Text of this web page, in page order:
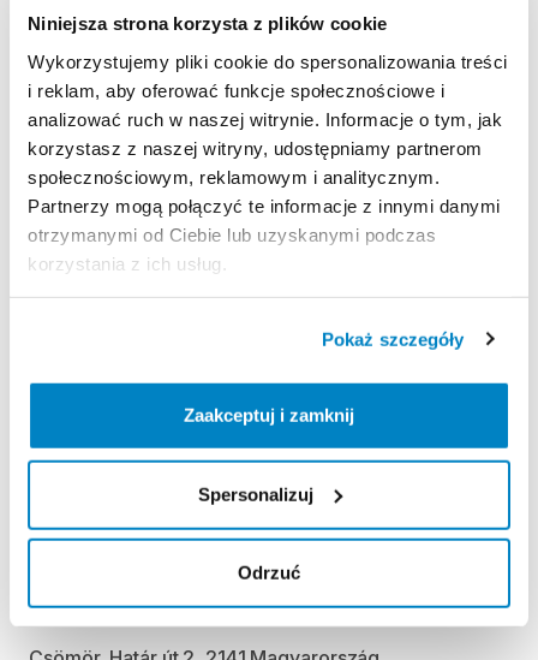
Niniejsza strona korzysta z plików cookie
Wykorzystujemy pliki cookie do spersonalizowania treści
i reklam, aby oferować funkcje społecznościowe i
analizować ruch w naszej witrynie. Informacje o tym, jak
korzystasz z naszej witryny, udostępniamy partnerom
społecznościowym, reklamowym i analitycznym.
Partnerzy mogą połączyć te informacje z innymi danymi
otrzymanymi od Ciebie lub uzyskanymi podczas
korzystania z ich usług.
Pokaż szczegóły
Zaakceptuj i zamknij
Spersonalizuj
Odrzuć
Strona produktu w sklepie
Zasady wypożyczenia
REGULAMIN
Regulamin wypożyczalni
ODBIÓR I ZWROT SPRZĘTU
Kedd 09:00 - 19:00
Szerda 09:00 - 19:00
Csütörtök 09:00 - 19:00
Péntek 09:00 - 19:00
Szombat 09:00 - 19:00
Vasárnap 09:00 - 18:00
Lokalizacja